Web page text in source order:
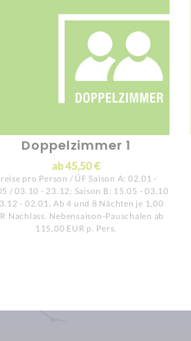
Doppelzimmer 1
ab 45,50 €
pro Person / ÜF Saison A: 02.01 -
/ 03.10 - 23.12; Saison B: 15.05 - 03.10
- 02.01. Ab 4 und 8 Nächten je 1,00
Nachlass. Nebensaison-Pauschalen ab
115,00 EUR p. Pers.